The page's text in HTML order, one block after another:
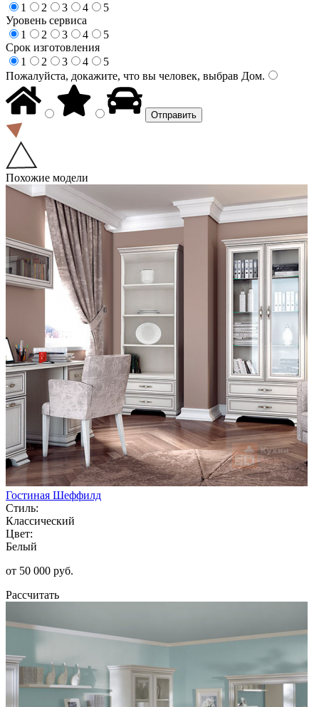
1
2 3 4
5
Уровень сервиса
1
2 3 4
5
Срок изготовления
1
2 3 4
5
Пожалуйста, докажите, что вы человек, выбрав Дом.
Похожие модели
Гостиная Шеффилд
Стиль:
Классический
Цвет:
Белый
от 50 000 руб.
Рассчитать